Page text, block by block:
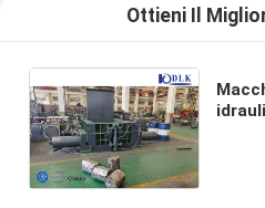
Ottieni Il